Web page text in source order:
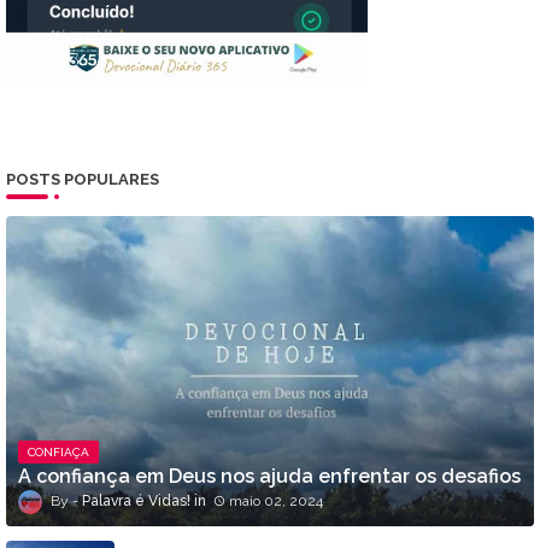
POSTS POPULARES
CONFIAÇA
A confiança em Deus nos ajuda enfrentar os desafios
Palavra é Vidas! maio 02, 2024